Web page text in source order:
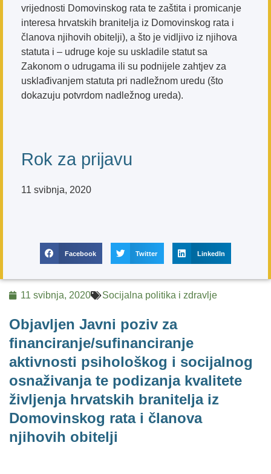
vrijednosti Domovinskog rata te zaštita i promicanje
interesa hrvatskih branitelja iz Domovinskog rata i
članova njihovih obitelji), a što je vidljivo iz njihova
statuta i – udruge koje su uskladile statut sa
Zakonom o udrugama ili su podnijele zahtjev za
usklađivanjem statuta pri nadležnom uredu (što
dokazuju potvrdom nadležnog ureda).
Rok za prijavu
11 svibnja, 2020
Facebook Twitter LinkedIn
11 svibnja, 2020 Socijalna politika i zdravlje
Objavljen Javni poziv za
financiranje/sufinanciranje
aktivnosti psihološkog i socijalnog
osnaživanja te podizanja kvalitete
življenja hrvatskih branitelja iz
Domovinskog rata i članova
njihovih obitelji